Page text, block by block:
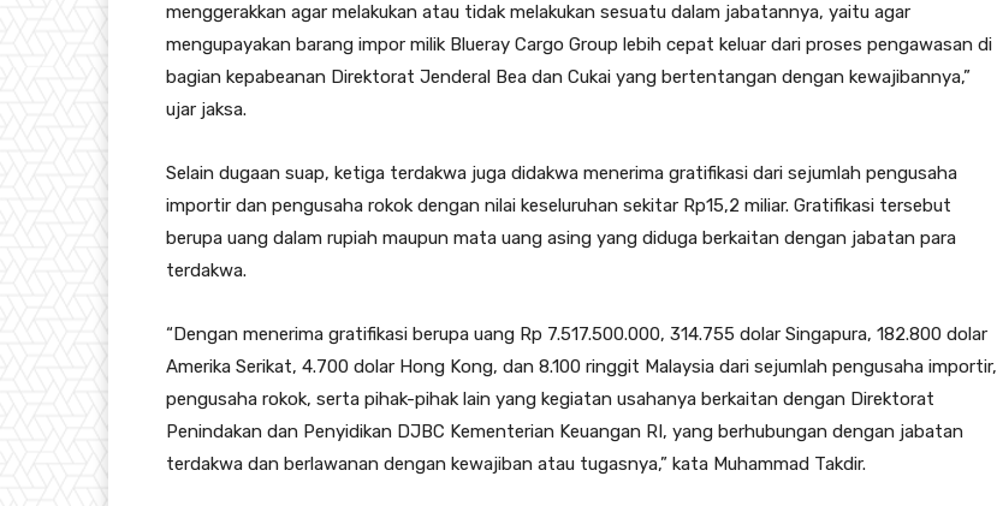
menggerakkan agar melakukan atau tidak melakukan sesuatu dalam jabatannya, yaitu agar
mengupayakan barang impor milik Blueray Cargo Group lebih cepat keluar dari proses pengawasan di
bagian kepabeanan Direktorat Jenderal Bea dan Cukai yang bertentangan dengan kewajibannya,”
ujar jaksa.
Selain dugaan suap, ketiga terdakwa juga didakwa menerima gratifikasi dari sejumlah pengusaha
importir dan pengusaha rokok dengan nilai keseluruhan sekitar Rp15,2 miliar. Gratifikasi tersebut
berupa uang dalam rupiah maupun mata uang asing yang diduga berkaitan dengan jabatan para
terdakwa.
“Dengan menerima gratifikasi berupa uang Rp 7.517.500.000, 314.755 dolar Singapura, 182.800 dolar
Amerika Serikat, 4.700 dolar Hong Kong, dan 8.100 ringgit Malaysia dari sejumlah pengusaha importir,
pengusaha rokok, serta pihak-pihak lain yang kegiatan usahanya berkaitan dengan Direktorat
Penindakan dan Penyidikan DJBC Kementerian Keuangan RI, yang berhubungan dengan jabatan
terdakwa dan berlawanan dengan kewajiban atau tugasnya,” kata Muhammad Takdir.